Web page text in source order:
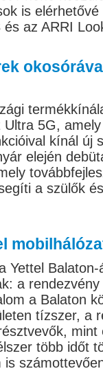
is
az ARRI
5G,
kínál új
elején
a szülők
Yettel
a
a Balaton
tízszer, a
mint
több időt